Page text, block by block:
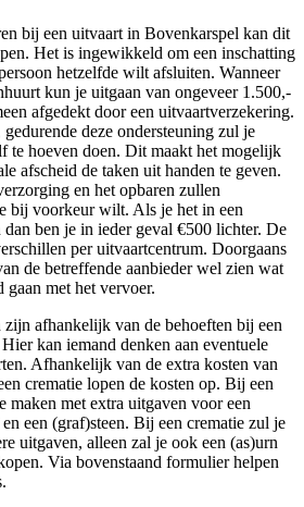
bij een uitvaart in Bovenkarspel kan dit
Het is ingewikkeld om een inschatting
hetzelfde wilt afsluiten. Wanneer
kun je uitgaan van ongeveer 1.500,-
afgedekt door een uitvaartverzekering.
deze ondersteuning zul je
te hoeven doen. Dit maakt het mogelijk
afscheid de taken uit handen te geven.
en het opbaren zullen
bij voorkeur wilt. Als je het in een
ben je in ieder geval €500 lichter. De
per uitvaartcentrum. Doorgaans
de betreffende aanbieder wel zien wat
gaan met het vervoer.
afhankelijk van de behoeften bij een
kan iemand denken aan eventuele
Afhankelijk van de extra kosten van
crematie lopen de kosten op. Bij een
maken met extra uitgaven voor een
een (graf)steen. Bij een crematie zul je
uitgaven, alleen zal je ook een (as)urn
Via bovenstaand formulier helpen